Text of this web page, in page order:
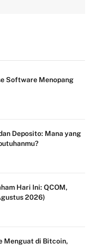
Software Menopang
Deposito: Mana yang
Hari Ini: QCOM,
2026)
Menguat di Bitcoin,